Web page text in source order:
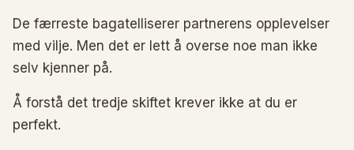
De færreste bagatelliserer partnerens opplevelser
med vilje. Men det er lett å overse noe man ikke
selv kjenner på.
Å forstå det tredje skiftet krever ikke at du er
perfekt.